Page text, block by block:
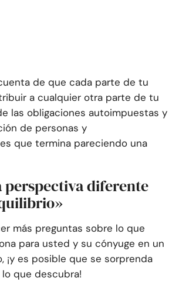
de que cada parte de tu
a cualquier otra parte de tu
las obligaciones autoimpuestas y
de personas y
que termina pareciendo una
perspectiva diferente
más preguntas sobre lo que
para usted y su cónyuge en un
¡y es posible que se sorprenda
que descubra!